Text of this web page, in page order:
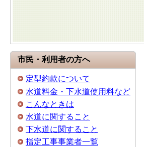
市民・利用者の方へ
定型約款について
水道料金・下水道使用料など
こんなときは
水道に関すること
下水道に関すること
指定工事事業者一覧